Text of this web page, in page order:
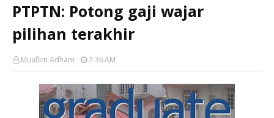
PTPTN: Potong gaji wajar
pilihan terakhir
Muallim Adham 7:36 AM